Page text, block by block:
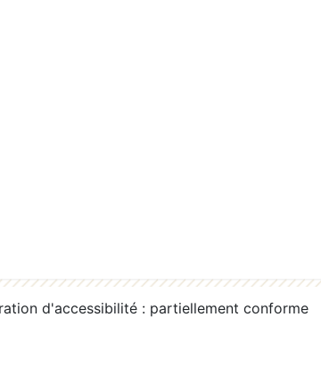
d'accessibilité : partiellement conforme